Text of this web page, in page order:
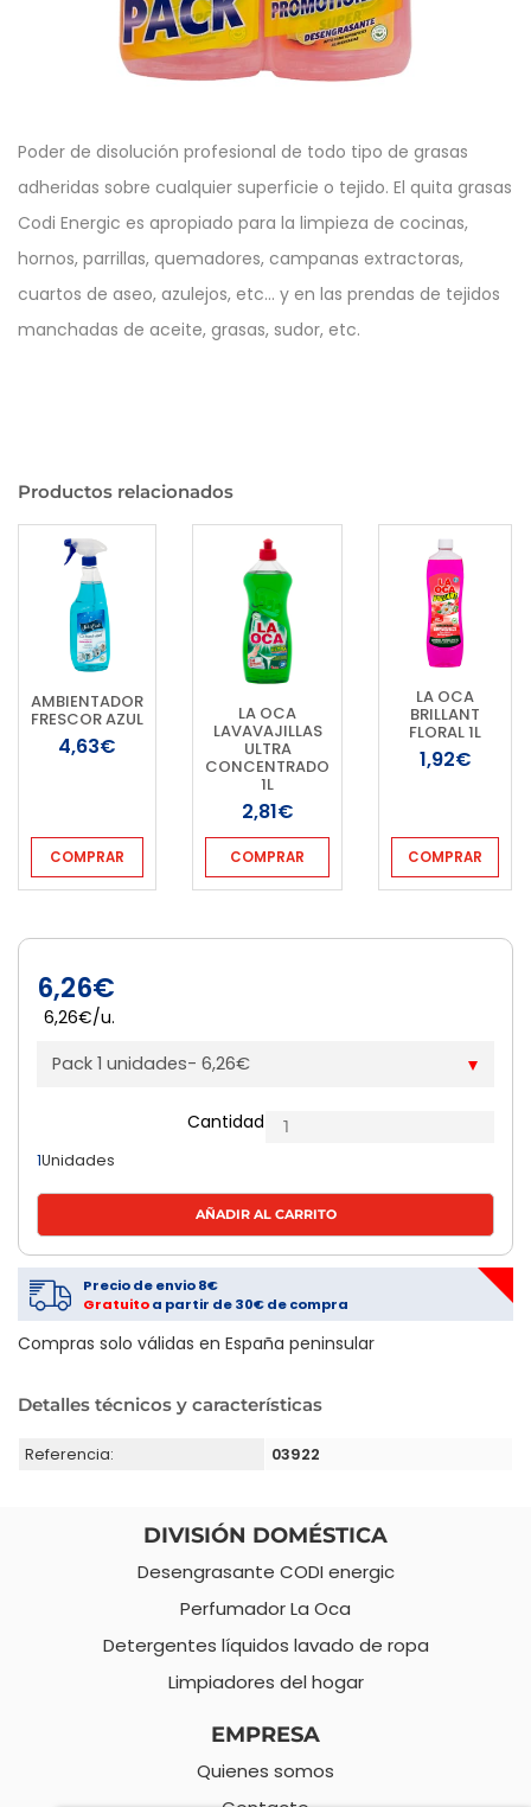
Poder de disolución profesional de todo tipo de grasas
adheridas sobre cualquier superficie o tejido. El quita grasas
Codi Energic es apropiado para la limpieza de cocinas,
hornos, parrillas, quemadores, campanas extractoras,
cuartos de aseo, azulejos, etc... y en las prendas de tejidos
manchadas de aceite, grasas, sudor, etc.
Productos relacionados
AMBIENTADOR
FRESCOR AZUL
4,63€
COMPRAR
LA OCA
LAVAVAJILLAS
ULTRA
CONCENTRADO
1L
2,81€
COMPRAR
LA OCA
BRILLANT
FLORAL 1L
1,92€
COMPRAR
6,26€
6,26€/u.
Pack 1 unidades- 6,26€
Cantidad
1Unidades
AÑADIR AL CARRITO
Precio de envio 8€
Gratuitoa partir de 30€ de compra
Compras solo válidas en España peninsular
Detalles técnicos y características
Referencia: 03922
DIVISIÓN DOMÉSTICA
Desengrasante CODI energic
Perfumador La Oca
Detergentes líquidos lavado de ropa
Limpiadores del hogar
EMPRESA
Quienes somos